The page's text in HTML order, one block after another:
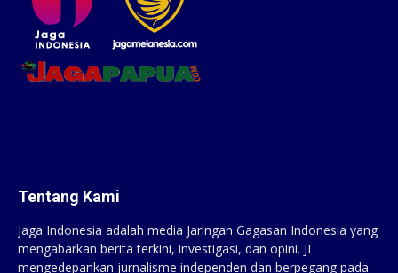
Tentang Kami
Jaga Indonesia adalah media Jaringan Gagasan Indonesia yang
mengabarkan berita terkini, investigasi, dan opini. JI
mengedepankan jurnalisme independen dan berpegang pada